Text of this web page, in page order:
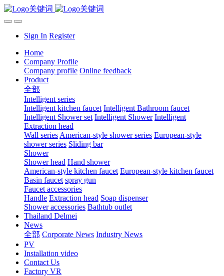
Sign In Register
Home
Company Profile
Company profile Online feedback
Product
全部
Intelligent series
Intelligent kitchen faucet Intelligent Bathroom faucet
Intelligent Shower set Intelligent Shower Intelligent
Extraction head
Wall series American-style shower series European-style
shower series Sliding bar
Shower
Shower head Hand shower
American-style kitchen faucet European-style kitchen faucet
Basin faucet spray gun
Faucet accessories
Handle Extraction head Soap dispenser
Shower accessories Bathtub outlet
Thailand Delmei
News
全部 Corporate News Industry News
PV
Installation video
Contact Us
Factory VR